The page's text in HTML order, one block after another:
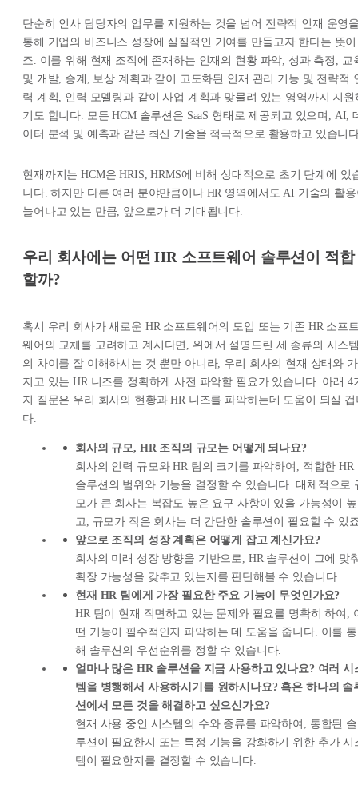
단순히 인사 담당자의 업무를 지원하는 것을 넘어 전략적 인재 운영
통해 기업의 비즈니스 성장에 실질적인 기여를 만들고자 한다는 뜻이
죠. 이를 위해 현재 조직에 존재하는 인재의 현황 파악, 성과 측정, 교
및 개발, 승계, 보상 계획과 같이 고도화된 인재 관리 기능 및 전략적
력 계획, 인력 모델링과 같이 사업 계획과 맞물려 있는 영역까지 지원
기도 합니다. 모든 HCM 솔루션은 SaaS 형태로 제공되고 있으며, AI,
이터 분석 및 예측과 같은 최신 기술을 적극적으로 활용하고 있습니
현재까지는 HCM은 HRIS, HRMS에 비해 상대적으로 초기 단계에 있
니다. 하지만 다른 여러 분야만큼이나 HR 영역에서도 AI 기술의 활
늘어나고 있는 만큼, 앞으로가 더 기대됩니다.
우리 회사에는 어떤 HR 소프트웨어 솔루션이 적합
할까?
혹시 우리 회사가 새로운 HR 소프트웨어의 도입 또는 기존 HR 소프
웨어의 교체를 고려하고 계시다면, 위에서 설명드린 세 종류의 시스
의 차이를 잘 이해하시는 것 뿐만 아니라, 우리 회사의 현재 상태와 가
지고 있는 HR 니즈를 정확하게 사전 파악할 필요가 있습니다. 아래 4
지 질문은 우리 회사의 현황과 HR 니즈를 파악하는데 도움이 되실 겁
다.
회사의 규모, HR 조직의 규모는 어떻게 되나요?
회사의 인력 규모와 HR 팀의 크기를 파악하여, 적합한 HR
솔루션의 범위와 기능을 결정할 수 있습니다. 대체적으로
모가 큰 회사는 복잡도 높은 요구 사항이 있을 가능성이 높
고, 규모가 작은 회사는 더 간단한 솔루션이 필요할 수 있
앞으로 조직의 성장 계획은 어떻게 잡고 계신가요?
회사의 미래 성장 방향을 기반으로, HR 솔루션이 그에 맞
확장 가능성을 갖추고 있는지를 판단해볼 수 있습니다.
현재 HR 팀에게 가장 필요한 주요 기능이 무엇인가요?
HR 팀이 현재 직면하고 있는 문제와 필요를 명확히 하여,
떤 기능이 필수적인지 파악하는 데 도움을 줍니다. 이를 통
해 솔루션의 우선순위를 정할 수 있습니다.
얼마나 많은 HR 솔루션을 지금 사용하고 있나요? 여러 시
템을 병행해서 사용하시기를 원하시나요? 혹은 하나의 솔
션에서 모든 것을 해결하고 싶으신가요?
현재 사용 중인 시스템의 수와 종류를 파악하여, 통합된 솔
루션이 필요한지 또는 특정 기능을 강화하기 위한 추가 시
템이 필요한지를 결정할 수 있습니다.